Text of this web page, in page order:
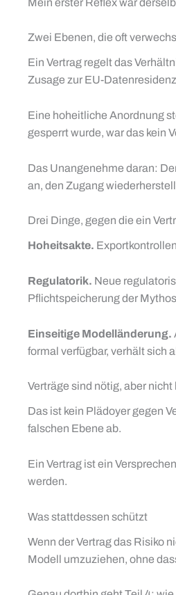
Zwei Ebenen, die oft
Ein Vertrag regelt das
Zusage zur EU-
Eine hoheitliche Anordnung
gesperrt wurde, war das kein
Das Unangenehme daran:
an, den Zugang
Drei Dinge, gegen die ein
Hoheitsakte.
Regulatorik. Neue
Pflichtspeicherung der
Einseitige Modelländerung.
formal verfügbar, verhält sich
Verträge sind nötig, aber
Das ist kein Plädoyer gegen
falschen Ebene ab.
Ein Vertrag ist ein
werden.
Was stattdessen schützt
Wenn der Vertrag das Risiko
Modell umzuziehen, ohne